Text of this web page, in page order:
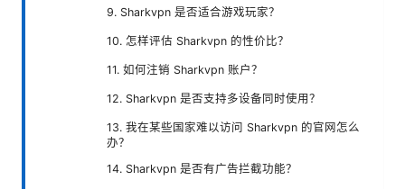
9. Sharkvpn 是否适合游戏玩家？
10. 怎样评估 Sharkvpn 的性价比？
11. 如何注销 Sharkvpn 账户？
12. Sharkvpn 是否支持多设备同时使用？
13. 我在某些国家难以访问 Sharkvpn 的官网怎么
办？
14. Sharkvpn 是否有广告拦截功能？